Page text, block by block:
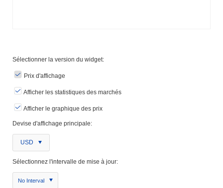
Sélectionner la version du widget:
Prix ​​d'affichage
Afficher les statistiques des marchés
Afficher le graphique des prix
Devise d'affichage principale:
USD
Sélectionnez l'intervalle de mise à jour:
No Interval